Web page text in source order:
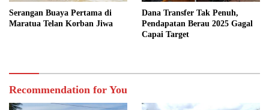
Serangan Buaya Pertama di
Maratua Telan Korban Jiwa
Dana Transfer Tak Penuh,
Pendapatan Berau 2025 Gagal
Capai Target
Recommendation for You